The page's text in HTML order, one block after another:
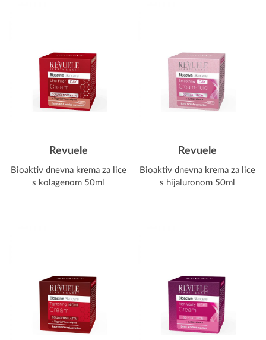
Revuele
Bioaktiv dnevna krema za lice
s kolagenom 50ml
Revuele
Bioaktiv dnevna krema za lice
s hijaluronom 50ml